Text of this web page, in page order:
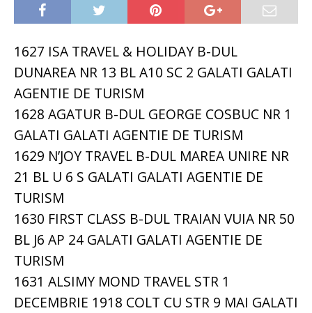
1627 ISA TRAVEL & HOLIDAY B-DUL
DUNAREA NR 13 BL A10 SC 2 GALATI GALATI
AGENTIE DE TURISM
1628 AGATUR B-DUL GEORGE COSBUC NR 1
GALATI GALATI AGENTIE DE TURISM
1629 N’JOY TRAVEL B-DUL MAREA UNIRE NR
21 BL U 6 S GALATI GALATI AGENTIE DE
TURISM
1630 FIRST CLASS B-DUL TRAIAN VUIA NR 50
BL J6 AP 24 GALATI GALATI AGENTIE DE
TURISM
1631 ALSIMY MOND TRAVEL STR 1
DECEMBRIE 1918 COLT CU STR 9 MAI GALATI